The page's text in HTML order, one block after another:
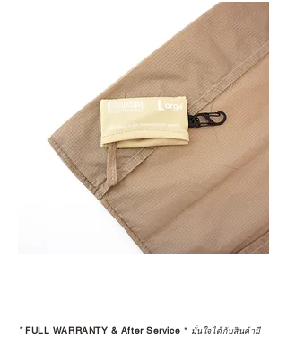
*FULL WARRANTY & After Service * มั่นใจได้กับสินค้ามี